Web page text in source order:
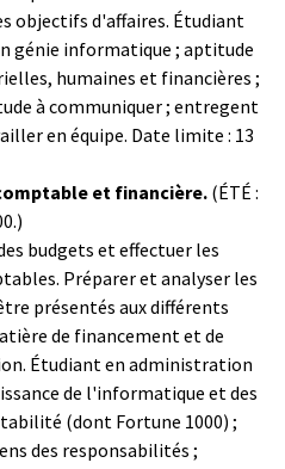
objectifs d'affaires. Étudiant
génie informatique ; aptitude
humaines et financières ;
à communiquer ; entregent
en équipe. Date limite : 13
et financière.(ÉTÉ :
budgets et effectuer les
Préparer et analyser les
présentés aux différents
de financement et de
Étudiant en administration
de l'informatique et des
(dont Fortune 1000) ;
des responsabilités ;